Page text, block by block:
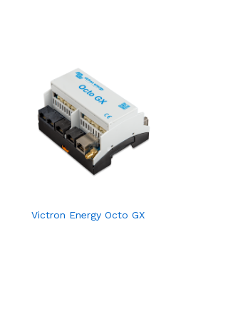
Victron Energy Octo GX